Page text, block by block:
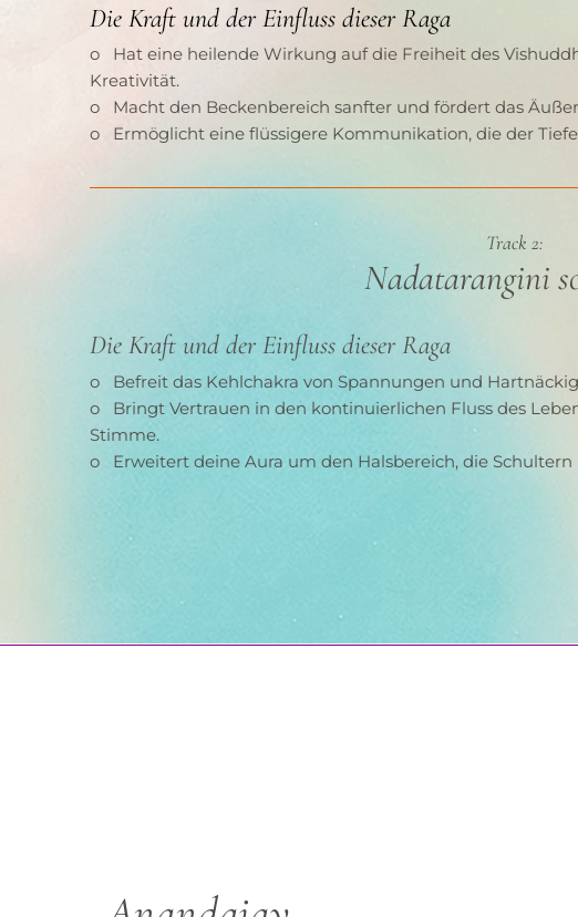
Die Kraft und der Einfluss dieser Raga
o   Hat eine heilende Wirkung auf die Freiheit des
Kreativität.
o   Macht den Beckenbereich sanfter und fördert das
o   Ermöglicht eine flüssigere Kommunikation, die der
Track 2:
Nadatarangini
Die Kraft und der Einfluss dieser Raga
o   Befreit das Kehlchakra von Spannungen und
o   Bringt Vertrauen in den kontinuierlichen Fluss des
Stimme.
o   Erweitert deine Aura um den Halsbereich, die